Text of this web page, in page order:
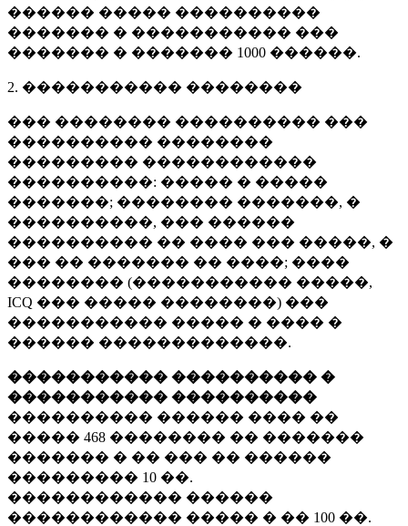
������ ����� ����������
������� � ����������� ���
������� � ������� 1000 ������.
2. ����������� ��������
��� �������� ���������� ���
���������� ��������
��������� ������������
����������: ����� � �����
�������; �������� �������, �
����������, ��� ������
���������� �� ���� ��� �����, �
��� �� ������� �� ����; ����
�������� (����������� �����,
ICQ ��� ����� ��������) ���
����������� ����� � ���� �
������ �������������.
����������� ���������� �
����������� ����������
���������� ������ ���� ��
����� 468 �������� �� �������
������� � �� ��� �� ������
��������� 10 ��.
������������ ������
������������ ����� � �� 100 ��.